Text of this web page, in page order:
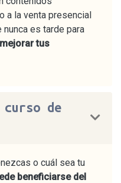
a la venta presencial
es tarde para
mejorar tus
curso de
o cuál sea tu
beneficiarse del